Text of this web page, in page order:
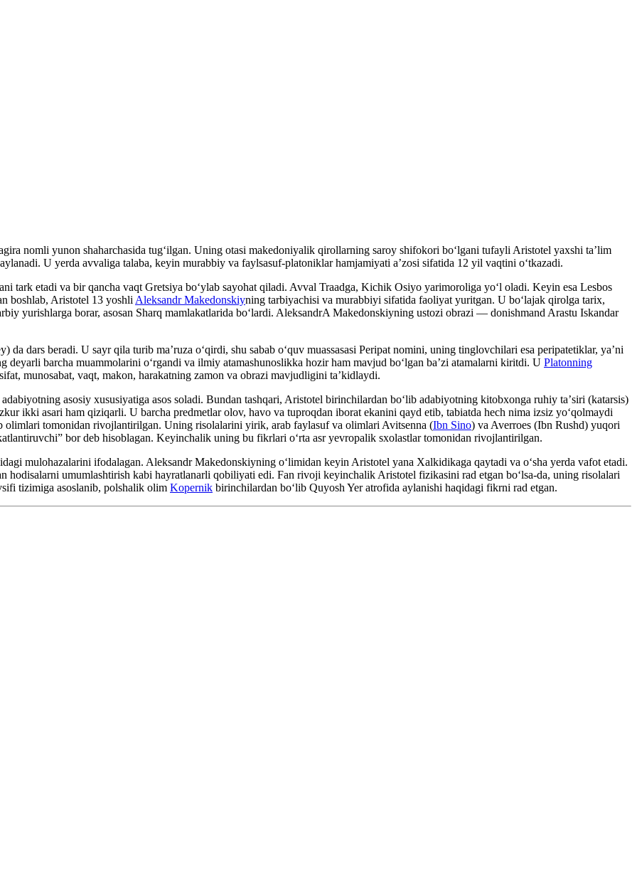
nomli yunon shaharchasida tugʻilgan. Uning otasi makedoniyalik qirollarning saroy shifokori boʻlgani tufayli Aristotel yaxshi taʼlim
U yerda avvaliga talaba, keyin murabbiy va faylsasuf-platoniklar hamjamiyati aʼzosi sifatida 12 yil vaqtini oʻtkazadi.
tark etadi va bir qancha vaqt Gretsiya boʻylab sayohat qiladi. Avval Traadga, Kichik Osiyo yarimoroliga yoʻl oladi. Keyin esa Lesbos
boshlab, Aristotel 13 yoshli Aleksandr Makedonskiyning tarbiyachisi va murabbiyi sifatida faoliyat yuritgan. U boʻlajak qirolga tarix,
yurishlarga borar, asosan Sharq mamlakatlarida boʻlardi. AleksandrA Makedonskiyning ustozi obrazi — donishmand Arastu Iskandar
dars beradi. U sayr qila turib maʼruza oʻqirdi, shu sabab oʻquv muassasasi Peripat nomini, uning tinglovchilari esa peripatetiklar, yaʼni
barcha muammolarini oʻrgandi va ilmiy atamashunoslikka hozir ham mavjud boʻlgan baʼzi atamalarni kiritdi. U Platonning
munosabat, vaqt, makon, harakatning zamon va obrazi mavjudligini taʼkidlaydi.
asosiy xususiyatiga asos soladi. Bundan tashqari, Aristotel birinchilardan boʻlib adabiyotning kitobxonga ruhiy taʼsiri (katarsis)
ikki asari ham qiziqarli. U barcha predmetlar olov, havo va tuproqdan iborat ekanini qayd etib, tabiatda hech nima izsiz yoʻqolmaydi
olimlari tomonidan rivojlantirilgan. Uning risolalarini yirik, arab faylasuf va olimlari Avitsenna (Ibn Sino) va Averroes (Ibn Rushd) yuqori
bor deb hisoblagan. Keyinchalik uning bu fikrlari oʻrta asr yevropalik sxolastlar tomonidan rivojlantirilgan.
mulohazalarini ifodalagan. Aleksandr Makedonskiyning oʻlimidan keyin Aristotel yana Xalkidikaga qaytadi va oʻsha yerda vafot etadi.
umumlashtirish kabi hayratlanarli qobiliyati edi. Fan rivoji keyinchalik Aristotel fizikasini rad etgan boʻlsa-da, uning risolalari
tizimiga asoslanib, polshalik olim Kopernik birinchilardan boʻlib Quyosh Yer atrofida aylanishi haqidagi fikrni rad etgan.